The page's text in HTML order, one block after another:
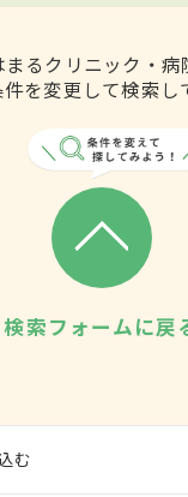
るクリニック・病
を変更して検索し
検索フォームに戻
む